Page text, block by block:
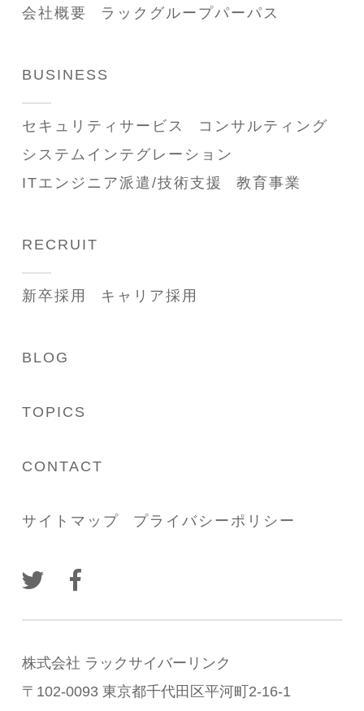
会社概要
ラックグループパーパス
BUSINESS
セキュリティサービス
コンサルティング
システムインテグレーション
ITエンジニア派遣/技術支援
教育事業
RECRUIT
新卒採用 キャリア採用
BLOG
TOPICS
CONTACT
サイトマップ プライバシーポリシー
株式会社 ラックサイバーリンク
〒102-0093 東京都千代田区平河町2-16-1